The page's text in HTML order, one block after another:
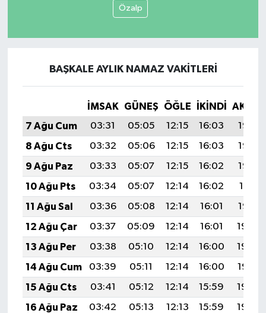
Özalp
BAŞKALE AYLIK NAMAZ VAKITLERI
İMSAK GÜNEŞ ÖĞLE İKINDI
7 Ağu Cum
03:31 05:05 12:15 16:03
19:15
8 Ağu Cts
03:32 05:06 12:15 16:03
19:14
9 Ağu Paz
03:33 05:07 12:15 16:02
19:13
10 Ağu Pts
03:34 05:07 12:14 16:02
19:11
11 Ağu Sal
03:36 05:08 12:14 16:01
19:10
12 Ağu Çar
03:37 05:09 12:14 16:01
19:09
13 Ağu Per
03:38 05:10 12:14 16:00
19:08
14 Ağu Cum
03:39 05:11 12:14 16:00
19:07
15 Ağu Cts
03:41 05:12 12:14 15:59
19:05
16 Ağu Paz
03:42 05:13 12:13 15:59
19:04